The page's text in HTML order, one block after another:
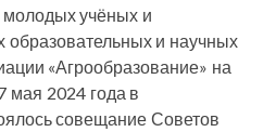
молодых учёных и
образовательных и научных
«Агрообразование» на
мая 2024 года в
совещание Советов